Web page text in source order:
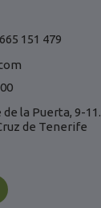
151 479
la Puerta, 9-11.
de Tenerife